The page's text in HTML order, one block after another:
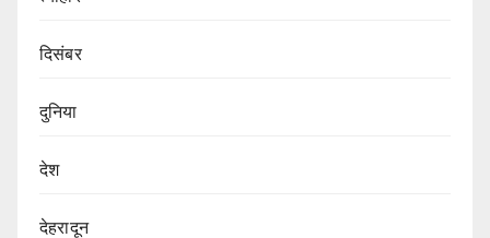
दिसंबर
दुनिया
देश
देहरादून